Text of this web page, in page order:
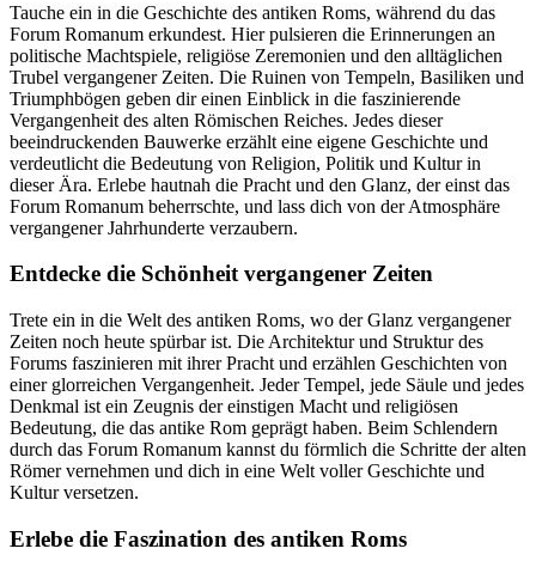
Tauche ein in die Geschichte des antiken Roms, während du das
Forum Romanum erkundest. Hier pulsieren die Erinnerungen an
politische Machtspiele, religiöse Zeremonien und den alltäglichen
Trubel vergangener Zeiten. Die Ruinen von Tempeln, Basiliken und
Triumphbögen geben dir einen Einblick in die faszinierende
Vergangenheit des alten Römischen Reiches. Jedes dieser
beeindruckenden Bauwerke erzählt eine eigene Geschichte und
verdeutlicht die Bedeutung von Religion, Politik und Kultur in
dieser Ära. Erlebe hautnah die Pracht und den Glanz, der einst das
Forum Romanum beherrschte, und lass dich von der Atmosphäre
vergangener Jahrhunderte verzaubern.
Entdecke die Schönheit vergangener Zeiten
Trete ein in die Welt des antiken Roms, wo der Glanz vergangener
Zeiten noch heute spürbar ist. Die Architektur und Struktur des
Forums faszinieren mit ihrer Pracht und erzählen Geschichten von
einer glorreichen Vergangenheit. Jeder Tempel, jede Säule und jedes
Denkmal ist ein Zeugnis der einstigen Macht und religiösen
Bedeutung, die das antike Rom geprägt haben. Beim Schlendern
durch das Forum Romanum kannst du förmlich die Schritte der alten
Römer vernehmen und dich in eine Welt voller Geschichte und
Kultur versetzen.
Erlebe die Faszination des antiken Roms